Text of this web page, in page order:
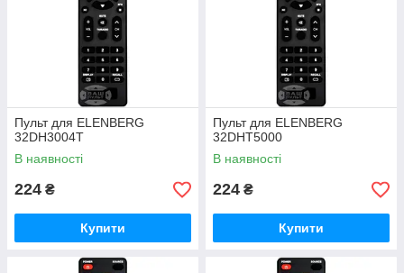
Пульт для ELENBERG
32DH3004T
В наявності
224 ₴
Купити
Пульт для ELENBERG
32DHT5000
В наявності
224 ₴
Купити